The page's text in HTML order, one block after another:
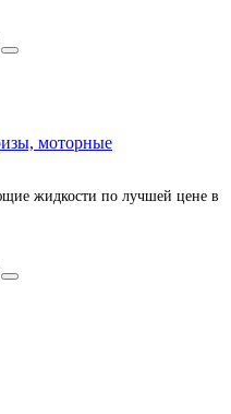
жидкости по лучшей цене в